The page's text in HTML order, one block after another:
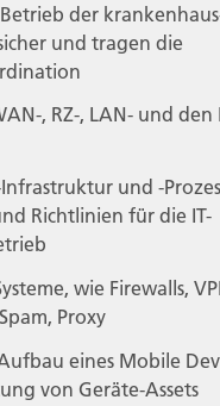
der
und tragen die
, RZ-, LAN- und den
und -
Richtlinien für die IT-
wie Firewalls,
Proxy
eines Mobile
von Geräte-Assets